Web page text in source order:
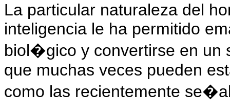
La particular naturaleza del
inteligencia le ha permitido
biol�gico y convertirse en un
que muchas veces pueden
como las recientemente